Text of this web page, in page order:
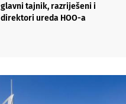
glavni tajnik, razriješeni i
direktori ureda HOO-a